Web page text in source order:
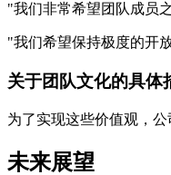
"我们非常希望团队成员
"我们希望保持极度的开
关于团队文化的具体
为了实现这些价值观，
未来展望